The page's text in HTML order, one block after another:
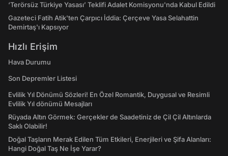
‘Terörsüz Türkiye Yasası’ Teklifi Adalet Komisyonu'nda Kabul Edildi
Gazeteci Fatih Atik'ten Çarpıcı İddia: Çerçeve Yasa Selahattin
Demirtaş'ı Kapsıyor
Hızlı Erişim
Hava Durumu
Son Depremler Listesi
Evlilik Yıl Dönümü Sözleri! En Özel Romantik, Duygusal ve Resimli
Evlilik Yıl dönümü Mesajları
Rüyada Altın Görmek: Gerçekler de Saadetiniz de Çil Çil Altınlarda
Saklı Olabilir!
Doğal Taşların Merak Edilen Tüm Etkileri, Enerjileri ve Şifa Alanları:
Hangi Doğal Taş Ne İşe Yarar?